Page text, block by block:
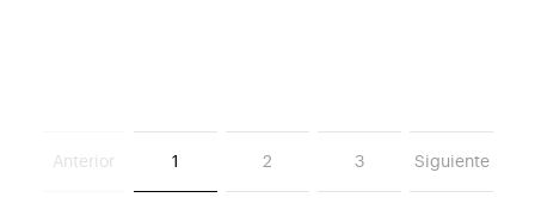
Anterior 1 2 3 Siguiente